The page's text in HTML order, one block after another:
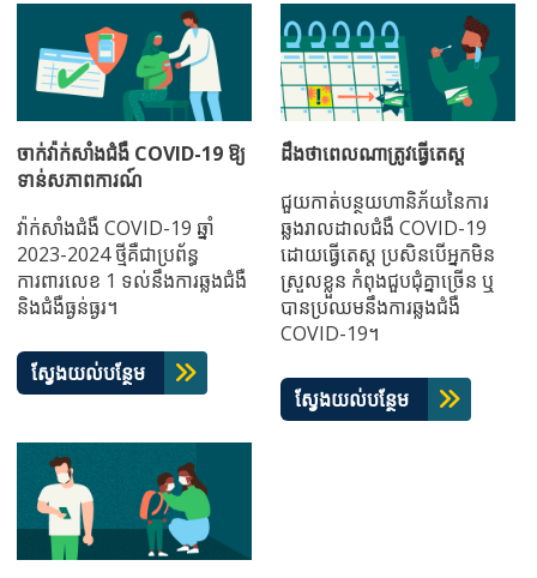
ចាក់វ៉ាក់សាំងជំងឺ COVID-19 ឱ្យ
ទាន់សភាពការណ៍
វ៉ាក់សាំងជំងឺ COVID-19 ឆ្នាំ
2023-2024 ថ្មីគឺជាប្រព័ន្ធ
ការពារលេខ 1 ទល់នឹងការឆ្លងជំងឺ
និងជំងឺធ្ងន់ធ្ងរ។
ស្វែងយល់បន្ថែម
ដឹងថាពេលណាត្រូវធ្វើតេស្ត
ជួយកាត់បន្ថយហានិភ័យនៃការ
ឆ្លងរាលដាលជំងឺ COVID-19
ដោយធ្វើតេស្ត ប្រសិនបើអ្នកមិន
ស្រួលខ្លួន កំពុងជួបជុំគ្នាច្រើន ឬ
បានប្រឈមនឹងការឆ្លងជំងឺ
COVID-19។
ស្វែងយល់បន្ថែម